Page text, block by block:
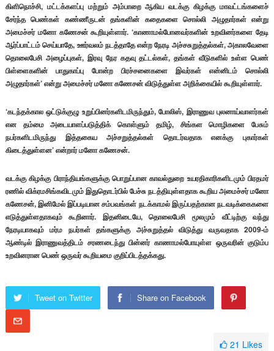
கிளிநொச்சி, மட்டக்களப்பு மற்றும் அம்பாறை ஆகிய வடக்கு கிழக்கு மாவட்டங்களைச்
சேர்ந்த பெண்கள் கண்ணீருடன் தங்களின் கதைகளை சொல்லி அழுதார்கள் என்று
அமைச்சர் மனோ கணேசன் கூறியுள்ளார். ‘காணாமல்போனவர்களின் உறவினர்களை தேடி
ஆர்ப்பாட்டம் செய்யாதே, ஊர்வலம் நடத்தாதே என்ற நேரடி அச்சசுறுத்தல்கள், அகாலவேளை
தொலைபேசி அழைப்புகள், இரவு நேர கதவு தட்டல்கள், தங்கள் வீடுகளில் உள்ள பெண்
பிள்ளைகளின் பாதுகாப்பு போன்ற பிரச்சனைகளை இவர்கள் என்னிடம் சொல்லி
அழுதார்கள்’ என்று அமைச்சர் மனோ கணேசன் விடுத்துள்ள அறிக்கையில் கூறியுள்ளார்.
‘கடந்தக்கால ஒட்டுக்குழு உறுப்பினர்களிடமிருந்தும், போலிஸ், இராணுவ புலனாய்வாளர்கள்
என தம்மை அடையாளப்படுத்திக் கொள்ளும் தமிழ், சிங்கள மொழிகளை பேசும்
நபர்களிடமிருந்து இத்தகைய அச்சறுத்தல்கள் தொடர்வதாக எனக்கு புகார்கள்
கிடைத்துள்ளன’ என்றார் மனோ கணேசன்.
வடக்கு கிழக்கு பிராந்தியங்களுக்கு பொறுப்பான காவல்துறை உயரதிகாரிகளிடமும் பிரதமர்
ரணில் விக்ரமசிங்கவிடமும் இதுதொடர்பில் பேச்சு நடத்தியுள்ளதாக கூறிய அமைச்சர் மனோ
கணேசன், இனிமேல் இப்படியான சம்பவங்கள் நடக்காமல் இருப்பதற்கான நடவடிக்கைகளை
எடுத்துள்ளதாகவும் கூறினார். இதனிடையே, தொலைபேசி மூலமும் வீட்டிற்கு வந்து
நேரடியாகவும் மர்ம நபர்கள் தங்களுக்கு அச்சுறுத்தல் விடுத்து வருவதாக 2009-ம்
ஆண்டில் இராணுவத்திடம் சரணடைந்து பின்னர் காணாமல்போயுள்ள ஒருவரின் குடும்ப
உறவினரான பெண் ஒருவர் கூறியமை குறிப்பிடத்தக்கது.
Tweet on Twitter Share on Facebook
21 Likes